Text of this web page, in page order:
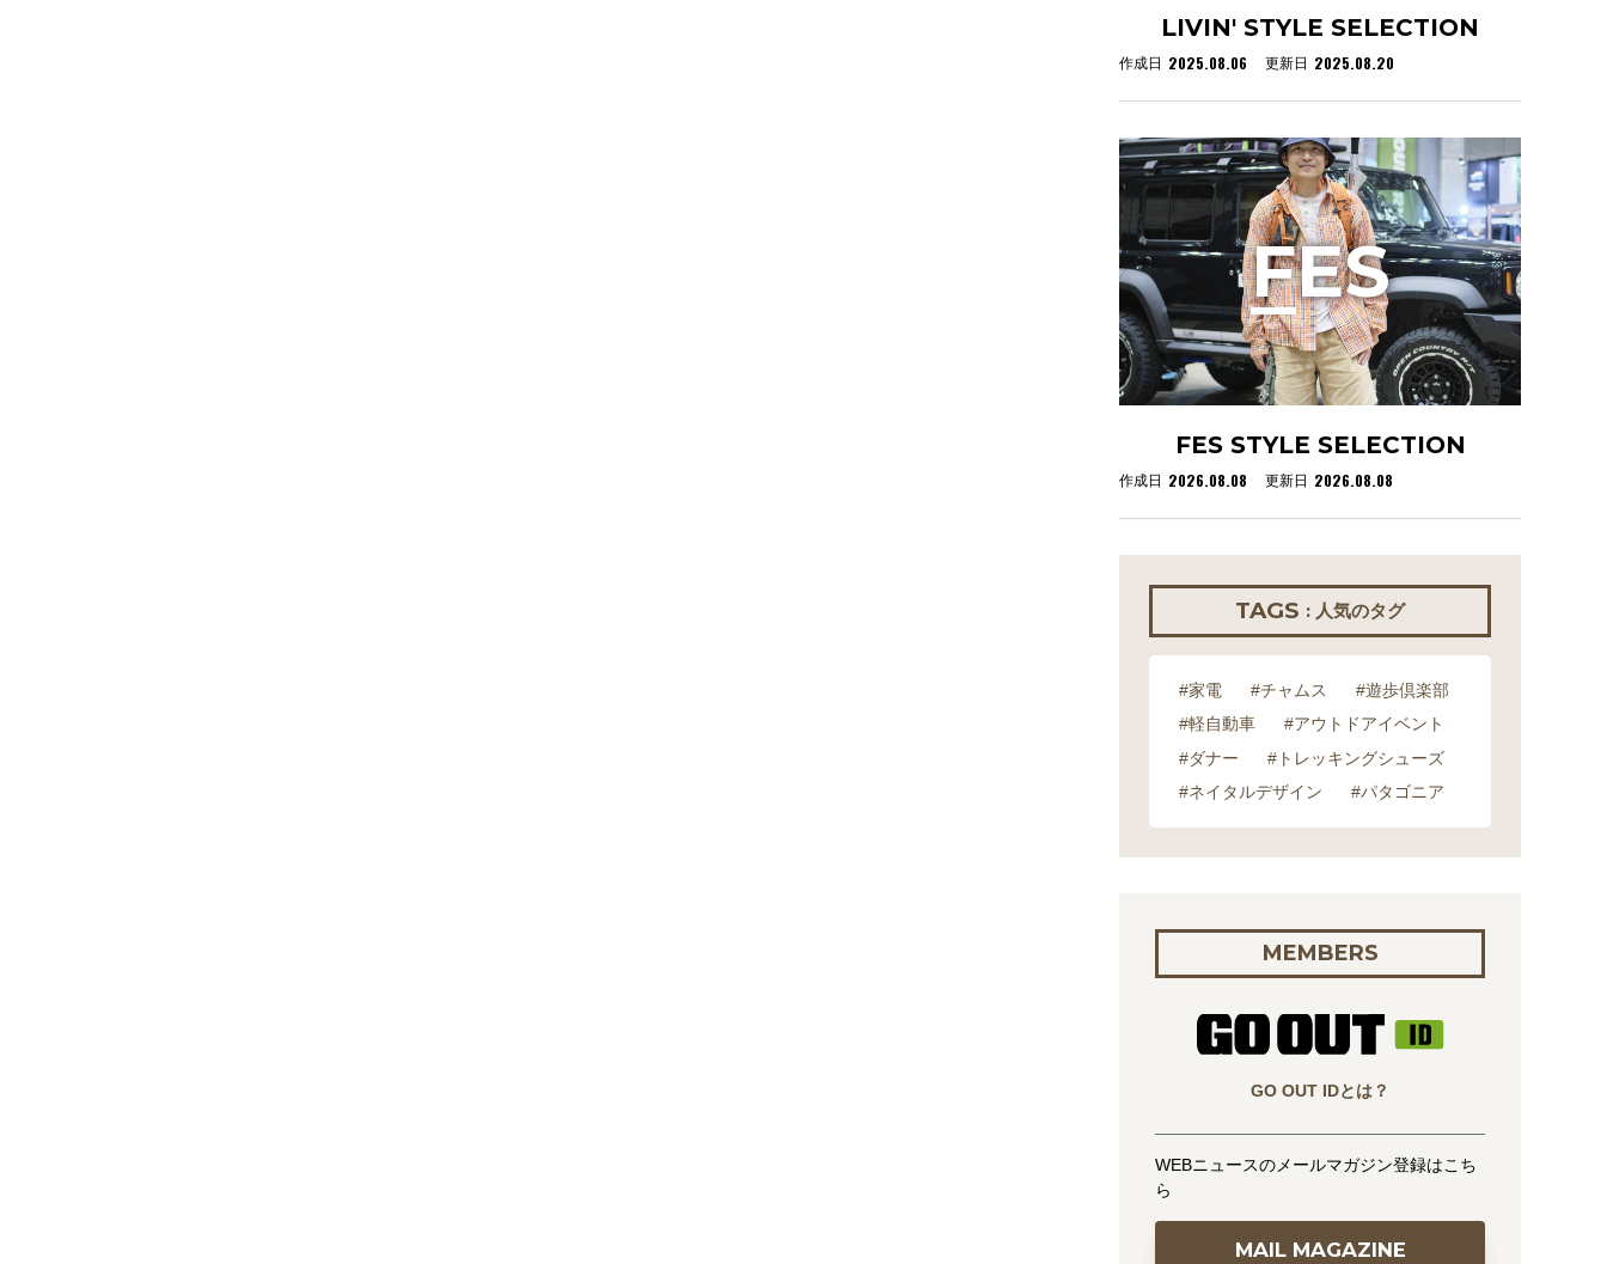
LIVIN' STYLE SELECTION
作成日 2025.08.06 更新日 2025.08.20
FES STYLE SELECTION
作成日 2026.08.08 更新日 2026.08.08
FES
TAGS : 人気のタグ
#家電 #チャムス
#遊歩倶楽部
#軽自動車
#アウトドアイベント
#ダナー
#トレッキングシューズ
#ネイタルデザイン
#パタゴニア
MEMBERS
GO OUT IDとは？
WEBニュースのメールマガジン登録はこち
ら
MAIL MAGAZINE